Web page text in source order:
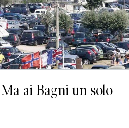
ai Bagni un solo